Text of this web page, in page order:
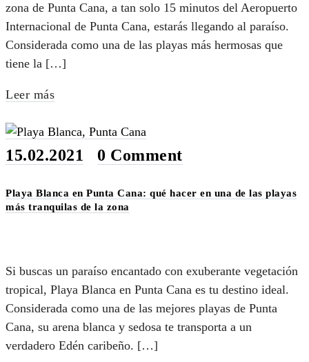
zona de Punta Cana, a tan solo 15 minutos del Aeropuerto
Internacional de Punta Cana, estarás llegando al paraíso.
Considerada como una de las playas más hermosas que
tiene la […]
Leer más
15.02.2021 0 Comment
Playa Blanca en Punta Cana: qué hacer en una de las playas
más tranquilas de la zona
Si buscas un paraíso encantado con exuberante vegetación
tropical, Playa Blanca en Punta Cana es tu destino ideal.
Considerada como una de las mejores playas de Punta
Cana, su arena blanca y sedosa te transporta a un
verdadero Edén caribeño. […]